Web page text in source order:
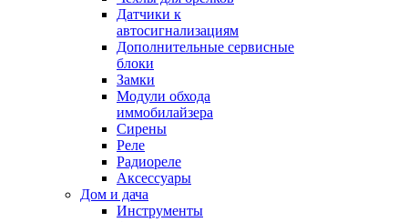
Датчики к
автосигнализациям
Дополнительные сервисные
блоки
Замки
Модули обхода
иммобилайзера
Сирены
Реле
Радиореле
Аксессуары
Дом и дача
Инструменты